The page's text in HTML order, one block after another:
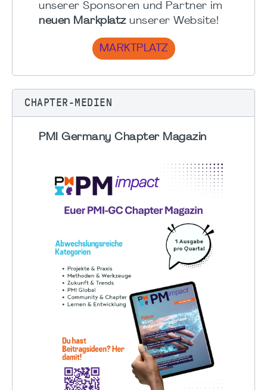
unserer Sponsoren und Partner im
neuen Markplatzunserer Website!
MARKTPLATZ
CHAPTER-MEDIEN
PMI Germany Chapter Magazin